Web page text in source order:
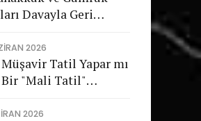
Davayla Geri
Kamuya
Maliyeti
2026
Tatil Yapar mı
"Mali Tatil"
2026